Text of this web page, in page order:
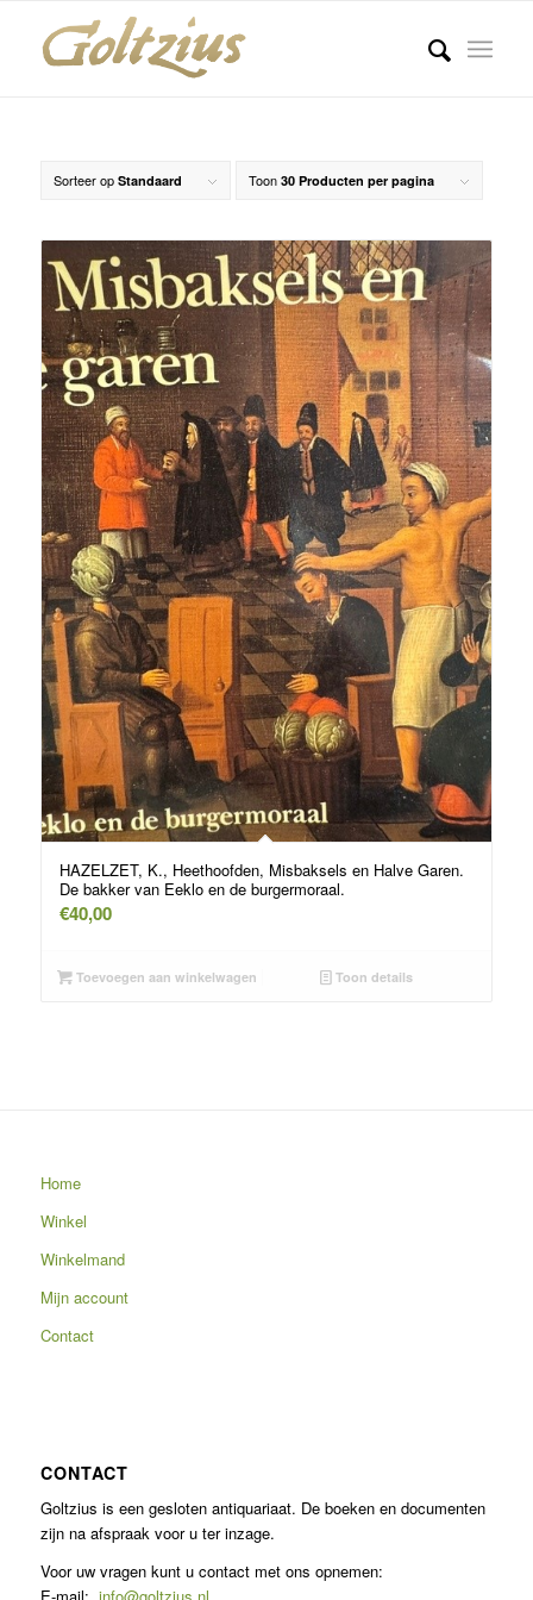
Sorteer op Standaard Toon 30 Producten per pagina
HAZELZET, K., Heethoofden, Misbaksels en Halve Garen.
De bakker van Eeklo en de burgermoraal.
€40,00
Toevoegen aan winkelwagen Toon details
Home
Winkel
Winkelmand
Mijn account
Contact
CONTACT
Goltzius is een gesloten antiquariaat. De boeken en documenten
zijn na afspraak voor u ter inzage.
Voor uw vragen kunt u contact met ons opnemen: